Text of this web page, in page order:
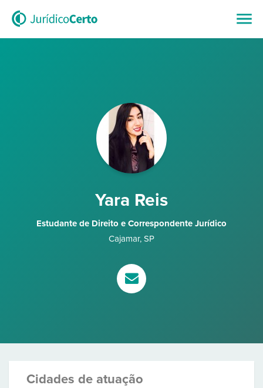
Yara Reis
Estudante de Direito e Correspondente Jurídico
Cajamar, SP
Cidades de atuação